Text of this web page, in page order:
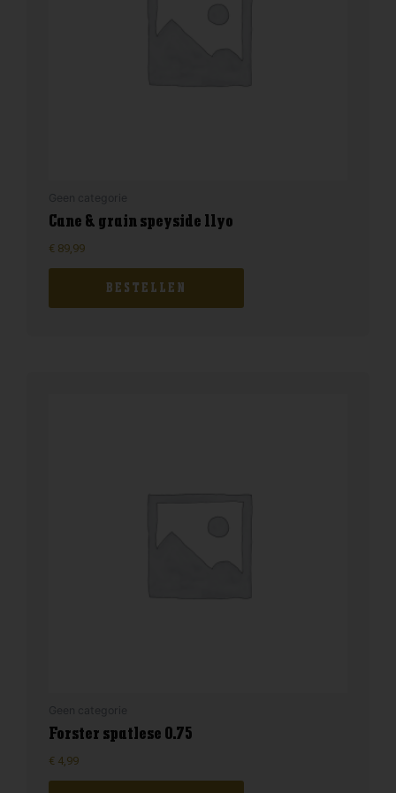
Cane & grain speyside 11yo
€ 89,99
BESTELLEN
Forster spatlese 0.75
€ 4,99